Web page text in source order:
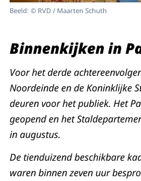
Beeld: © RVD / Maarten Schuth
Binnenkijken in
Voor het derde
Noordeinde en de Koninklijke
deuren voor het publiek. Het
geopend en het
in augustus.
De tienduizend beschikbare
waren binnen zeven uur